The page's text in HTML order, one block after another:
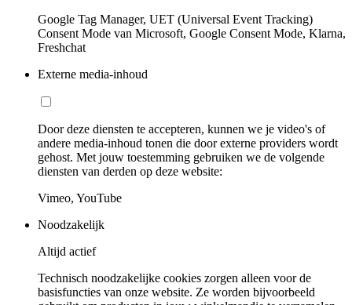
Google Tag Manager, UET (Universal Event Tracking)
Consent Mode van Microsoft, Google Consent Mode, Klarna,
Freshchat
Externe media-inhoud
Door deze diensten te accepteren, kunnen we je video's of
andere media-inhoud tonen die door externe providers wordt
gehost. Met jouw toestemming gebruiken we de volgende
diensten van derden op deze website:
Vimeo, YouTube
Noodzakelijk
Altijd actief
Technisch noodzakelijke cookies zorgen alleen voor de
basisfuncties van onze website. Ze worden bijvoorbeeld